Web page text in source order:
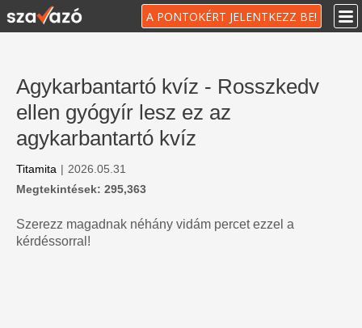
A PONTOKÉRT JELENTKEZZ BE!
Agykarbantartó kvíz - Rosszkedv
ellen gyógyír lesz ez az
agykarbantartó kvíz
Titamita | 2026.05.31
Megtekintések: 295,363
Szerezz magadnak néhány vidám percet ezzel a
kérdéssorral!